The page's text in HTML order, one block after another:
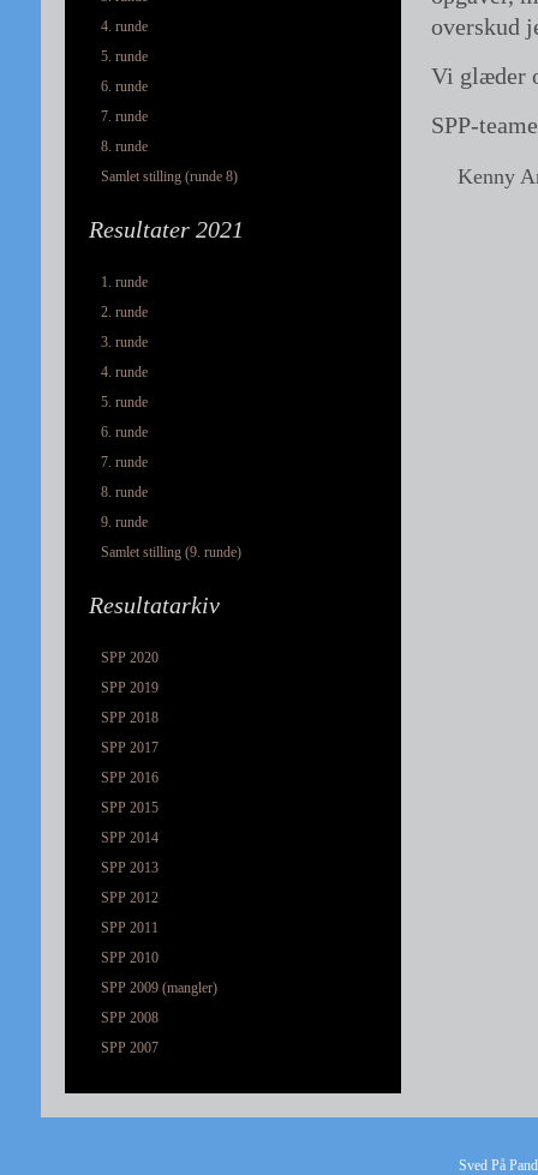
4. runde
5. runde
6. runde
7. runde
8. runde
Samlet stilling (runde 8)
Resultater 2021
1. runde
2. runde
3. runde
4. runde
5. runde
6. runde
7. runde
8. runde
9. runde
Samlet stilling (9. runde)
Resultatarkiv
SPP 2020
SPP 2019
SPP 2018
SPP 2017
SPP 2016
SPP 2015
SPP 2014
SPP 2013
SPP 2012
SPP 2011
SPP 2010
SPP 2009 (mangler)
SPP 2008
SPP 2007
overskud
Vi glæder
SPP-
Kenny
Sved På